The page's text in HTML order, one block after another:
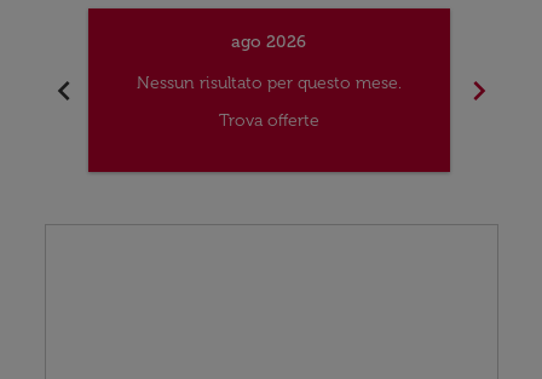
chevron_left
ago 2026
Nessun risultato per questo mese.
Trova offerte
chevron_right